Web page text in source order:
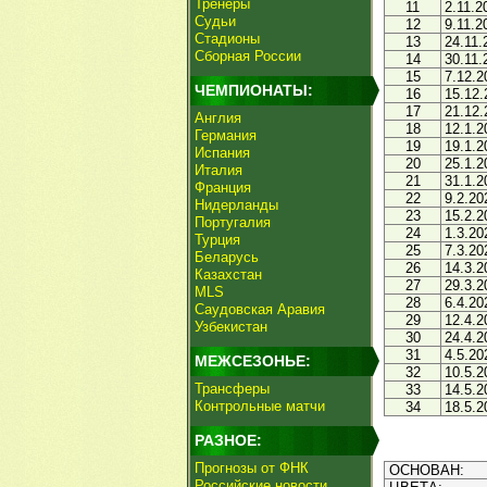
Тренеры
Судьи
Стадионы
Сборная России
ЧЕМПИОНАТЫ:
Англия
Германия
Испания
Италия
Франция
Нидерланды
Португалия
Турция
Беларусь
Казахстан
MLS
Саудовская Аравия
Узбекистан
МЕЖСЕЗОНЬЕ:
Трансферы
Контрольные матчи
РАЗНОЕ:
Прогнозы от ФНК
11
12
13
14
15
16
17
18
19
20
21
22
23
24
25
26
27
28
29
30
31
32
33
34
ОСНОВАН: